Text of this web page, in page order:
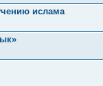
ислама